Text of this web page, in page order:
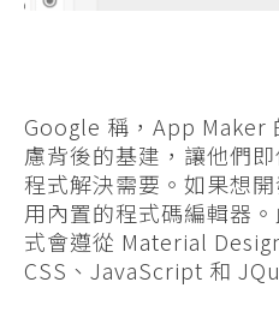
Google 稱，App Maker
慮背後的基建，讓他們
程式解決需要。如果想
用內置的程式碼編輯器
式會遵從 Material
CSS、JavaScript 和